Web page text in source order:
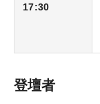
受講までの流れ
ガイダンス情報
17:30
登壇者